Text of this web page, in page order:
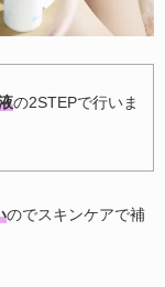
の2STEPで行いま
のでスキンケアで補